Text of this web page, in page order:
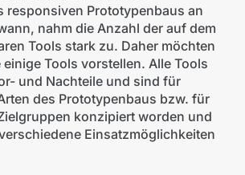
responsiven Prototypenbaus an
nahm die Anzahl der auf dem
Tools stark zu. Daher möchten
Tools vorstellen. Alle Tools
und Nachteile und sind für
des Prototypenbaus bzw. für
konzipiert worden und
Einsatzmöglichkeiten